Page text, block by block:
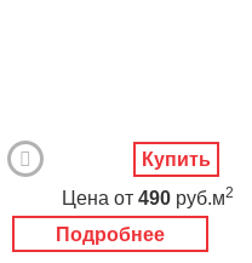
Подробнее
Цена от 490 руб.м2
Купить